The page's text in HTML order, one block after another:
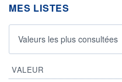
MES LISTES
Valeurs les plus consultées
VALEUR